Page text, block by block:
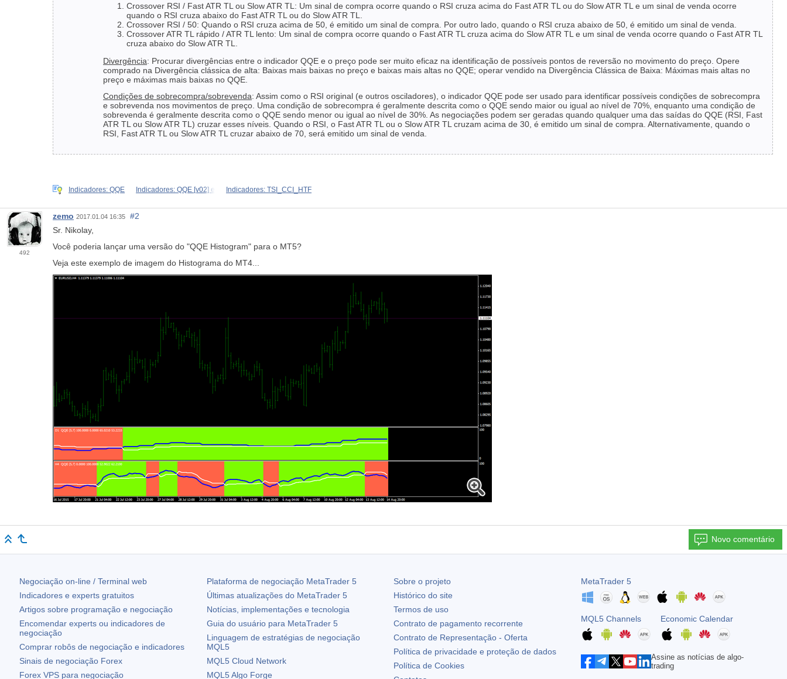
Crossover RSI / Fast ATR TL ou Slow ATR TL: Um sinal de compra ocorre quando o RSI cruza acima do Fast ATR TL ou do Slow ATR TL e um sinal de venda ocorre
quando o RSI cruza abaixo do Fast ATR TL ou do Slow ATR TL.
Crossover RSI / 50: Quando o RSI cruza acima de 50, é emitido um sinal de compra. Por outro lado, quando o RSI cruza abaixo de 50, é emitido um sinal de venda.
Crossover ATR TL rápido / ATR TL lento: Um sinal de compra ocorre quando o Fast ATR TL cruza acima do Slow ATR TL e um sinal de venda ocorre quando o Fast ATR TL
cruza abaixo do Slow ATR TL.
Divergência: Procurar divergências entre o indicador QQE e o preço pode ser muito eficaz na identificação de possíveis pontos de reversão no movimento do preço. Opere
comprado na Divergência clássica de alta: Baixas mais baixas no preço e baixas mais altas no QQE; operar vendido na Divergência Clássica de Baixa: Máximas mais altas no
preço e máximas mais baixas no QQE.
Condições de sobrecompra/sobrevenda: Assim como o RSI original (e outros osciladores), o indicador QQE pode ser usado para identificar possíveis condições de sobrecompra
e sobrevenda nos movimentos de preço. Uma condição de sobrecompra é geralmente descrita como o QQE sendo maior ou igual ao nível de 70%, enquanto uma condição de
sobrevenda é geralmente descrita como o QQE sendo menor ou igual ao nível de 30%. As negociações podem ser geradas quando qualquer uma das saídas do QQE (RSI, Fast
ATR TL ou Slow ATR TL) cruzar esses níveis. Quando o RSI, o Fast ATR TL ou o Slow ATR TL cruzam acima de 30, é emitido um sinal de compra. Alternativamente, quando o
RSI, Fast ATR TL ou Slow ATR TL cruzar abaixo de 70, será emitido um sinal de venda.
Indicadores: QQE Indicadores: QQE [v02] e Indicadores: TSI_CCI_HTF
492
zemo 2017.01.04 16:35
#2
Sr. Nikolay,
Você poderia lançar uma versão do "QQE Histogram" para o MT5?
Veja este exemplo de imagem do Histograma do MT4...
Novo comentário
Negociação on-line / Terminal web
Indicadores e experts gratuitos
Artigos sobre programação e negociação
Encomendar experts ou indicadores de
negociação
Comprar robôs de negociação e indicadores
Sinais de negociação Forex
Forex VPS para negociação
Plataforma de negociação MetaTrader 5
Últimas atualizações do MetaTrader 5
Notícias, implementações e tecnologia
Guia do usuário para MetaTrader 5
Linguagem de estratégias de negociação
MQL5
MQL5 Cloud Network
MQL5 Algo Forge
Sobre o projeto
Histórico do site
Termos de uso
Contrato de pagamento recorrente
Contrato de Representação - Oferta
Política de privacidade e proteção de dados
Política de Cookies
MetaTrader 5
MQL5 Channels Economic Calendar
Assine as notícias de algo-
trading